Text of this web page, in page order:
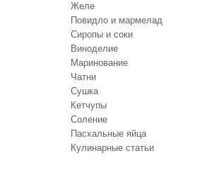
Желе
Повидло и мармелад
Сиропы и соки
Виноделие
Маринование
Чатни
Сушка
Кетчупы
Соление
Пасхальные яйца
Кулинарные статьи